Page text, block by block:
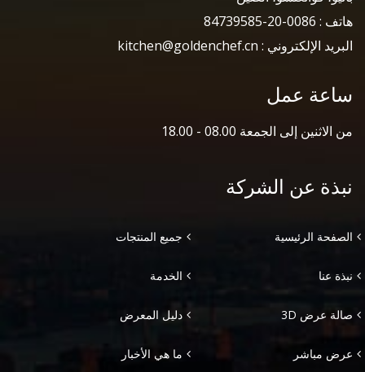
هاتف : 0086-20-84739585
البريد الإلكتروني : kitchen@goldenchef.cn
ساعة عمل
من الاثنين إلى الجمعة 08.00 - 18.00
نبذة عن الشركة
الصفحة الرئيسية جميع المنتجات
نبذة عنا الخدمة
صالة عرض 3D دليل المعرض
عرض مباشر ما هي الأخبار